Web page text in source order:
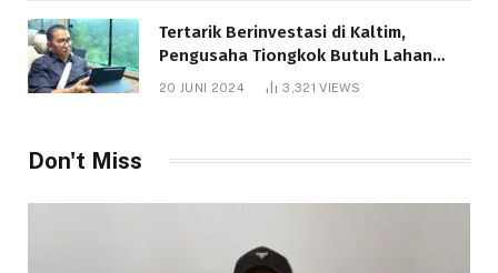
Tertarik Berinvestasi di Kaltim,
Pengusaha Tiongkok Butuh Lahan
1.000 Hektare
20 JUNI 2024 3,321VIEWS
Don't Miss